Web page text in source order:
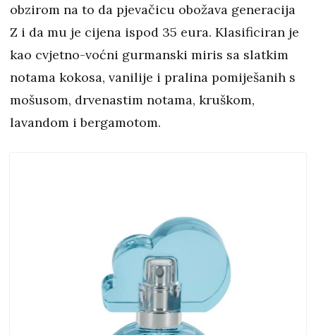
obzirom na to da pjevačicu obožava generacija
Z i da mu je cijena ispod 35 eura. Klasificiran je
kao cvjetno-voćni gurmanski miris sa slatkim
notama kokosa, vanilije i pralina pomiješanih s
mošusom, drvenastim notama, kruškom,
lavandom i bergamotom.